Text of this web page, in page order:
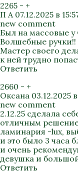
2265 - +
П А 07.12.2025 в
new comment
Был на массовые
Волшебные
Мастер своего
к ней трудно
Ответить
2660 - +
Оксана 03.12.2025
new comment
2.12.25 сделала
отличным
ламинария -lux,
и это было 3 часа
и очень
девушка и
Ответить